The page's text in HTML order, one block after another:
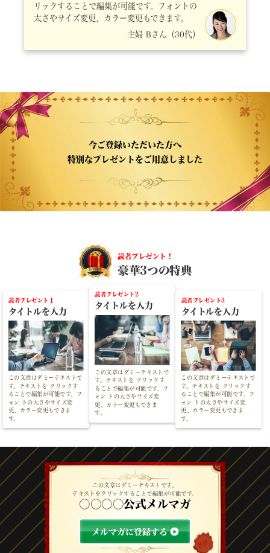
リックすることで編集が可能です。フォントの
太さやサイズ変更、カラー変更もできます。
主婦 Bさん（30代）
今ご登録いただいた方へ
特別なプレゼントをご用意しました
読者プレゼント！
豪華3つの特典
読者プレゼント１
タイトルを入力
この文章はダミーテキストで
す。テキストを クリックす
ることで編集が可能です。フ
ォン トの太さやサイズ変
更、カラー変更もできま
す。
読者プレゼント2
タイトルを入力
この文章はダミーテキストで
す。テキストを クリックす
ることで編集が可能です。フ
ォン トの太さやサイズ変
更、カラー変更もできま
す。
読者プレゼント3
タイトルを入力
この文章はダミーテキストで
す。テキストを クリックす
ることで編集が可能です。フ
ォン トの太さやサイズ変
更、カラー変更もできま
す。
この文章はダミーテキストです。
テキストをクリックすることで編集が可能です。
〇〇〇〇公式メルマガ
メルマガに登録する